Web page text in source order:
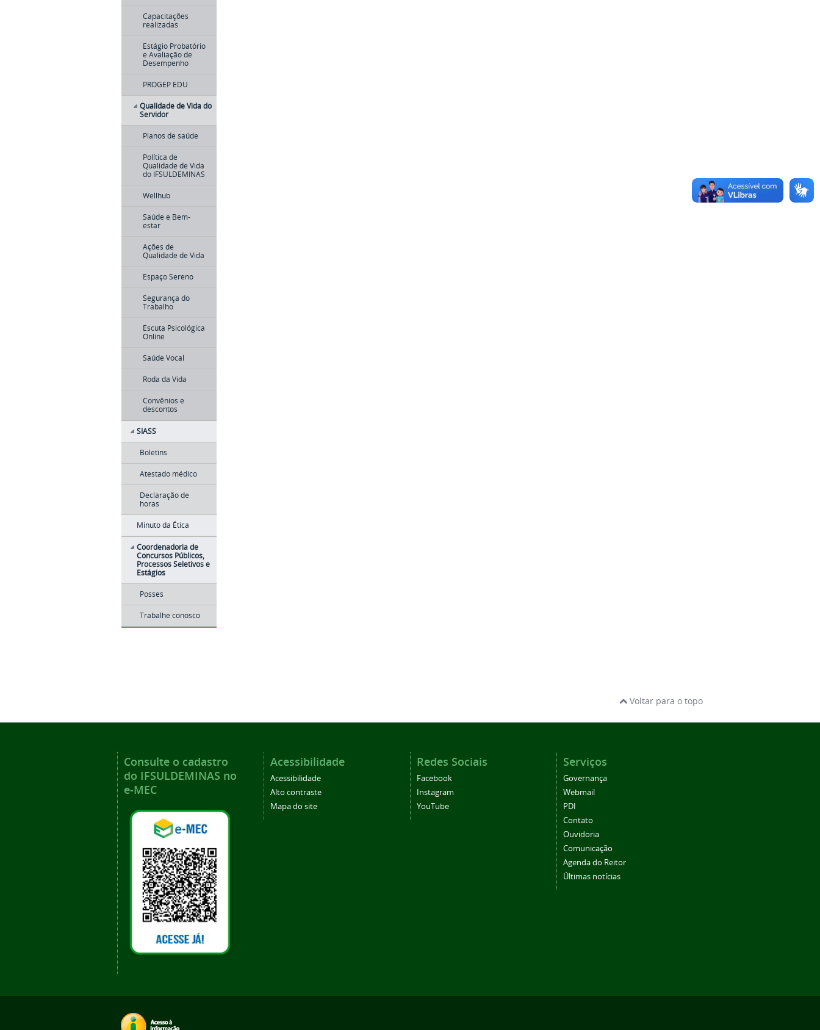
Capacitações
realizadas
Estágio Probatório
e Avaliação de
Desempenho
PROGEP EDU
Qualidade de Vida do
Servidor
Planos de saúde
Política de
Qualidade de Vida
do IFSULDEMINAS
Wellhub
Saúde e Bem-
estar
Ações de
Qualidade de Vida
Espaço Sereno
Segurança do
Trabalho
Escuta Psicológica
Online
Saúde Vocal
Roda da Vida
Convênios e
descontos
SIASS
Boletins
Atestado médico
Declaração de
horas
Minuto da Ética
Coordenadoria de
Concursos Públicos,
Processos Seletivos e
Estágios
Posses
Trabalhe conosco
Voltar para o topo
Consulte o cadastro
do IFSULDEMINAS no
e-MEC
Acessibilidade
Acessibilidade
Alto contraste
Mapa do site
Redes Sociais
Facebook
Instagram
YouTube
Serviços
Governança
Webmail
PDI
Contato
Ouvidoria
Comunicação
Agenda do Reitor
Últimas notícias